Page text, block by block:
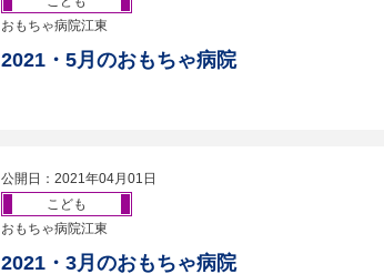
おもちゃ病院江東
2021・5月のおもちゃ病院
公開日：2021年04月01日
こども
おもちゃ病院江東
2021・3月のおもちゃ病院